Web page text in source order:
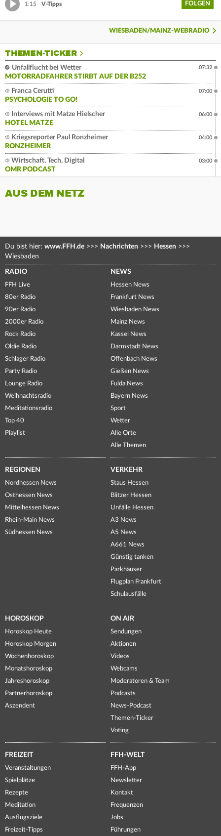
1:15 V-Tipps FOLGEN
WIESBADEN/MAINZ-WEBRADIO
THEMEN-TICKER
Unfallflucht bei Wetter
MOTORRADFAHRER STIRBT AUF DER B252
07:32
Franca Cerutti
PSYCHOLOGIE TO GO!
07:00
Interviews mit Matze Hielscher
HOTEL MATZE
06:00
Kriegsreporter Paul Ronzheimer
RONZHEIMER
04:00
Wirtschaft, Tech, Digital
OMR PODCAST
03:00
AUS DEM NETZ
Du bist hier: www.FFH.de >>> Nachrichten >>> Hessen >>>
Wiesbaden
RADIO
FFH Live
80er Radio
90er Radio
2000er Radio
Rock Radio
Oldie Radio
Schlager Radio
Party Radio
Lounge Radio
Weihnachtsradio
Meditationsradio
Top 40
Playlist
NEWS
Hessen News
Frankfurt News
Wiesbaden News
Mainz News
Kassel News
Darmstadt News
Offenbach News
Gießen News
Fulda News
Bayern News
Sport
Wetter
Alle Orte
Alle Themen
REGIONEN
Nordhessen News
Osthessen News
Mittelhessen News
Rhein-Main News
Südhessen News
VERKEHR
Staus Hessen
Blitzer Hessen
Unfälle Hessen
A3 News
A5 News
A661 News
Günstig tanken
Parkhäuser
Flugplan Frankfurt
Schulausfälle
HOROSKOP
Horoskop Heute
Horoskop Morgen
Wochenhoroskop
Monatshoroskop
Jahreshoroskop
Partnerhoroskop
Aszendent
ON AIR
Sendungen
Aktionen
Videos
Webcams
Moderatoren & Team
Podcasts
News-Podcast
Themen-Ticker
Voting
FREIZEIT
Veranstaltungen
Spielplätze
Rezepte
Meditation
Ausflugsziele
Freizeit-Tipps
FFH-WELT
FFH-App
Newsletter
Kontakt
Frequenzen
Jobs
Führungen